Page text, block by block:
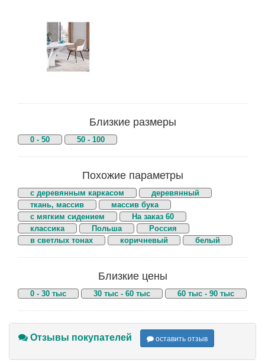
Близкие размеры
0 - 50 50 - 100
Похожие параметры
с деревянным каркасом
деревянный
ткань, массив
массив бука
с мягким сидением
На заказ 60
классика
Польша
Россия
в светлых тонах
коричневый белый
Близкие цены
0 - 30 тыс 30 тыс - 60 тыс 60 тыс - 90 тыс
Отзывы покупателей оставить отзыв